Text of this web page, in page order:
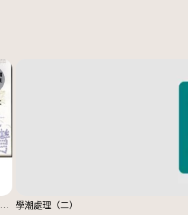
「謝謝這個學運帶給我的所有感受」文件 = 學潮處理（二）